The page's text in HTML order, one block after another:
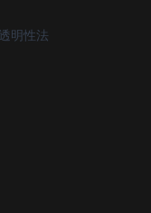
明性法